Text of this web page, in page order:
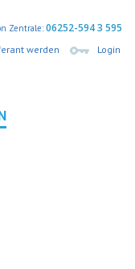
werden Login
Zentrale:06252-594 3 595